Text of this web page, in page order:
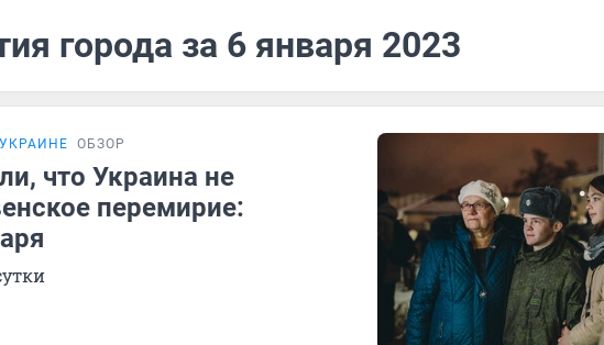
города за 6 января 2023
ОБЗОР
что Украина не
перемирие: